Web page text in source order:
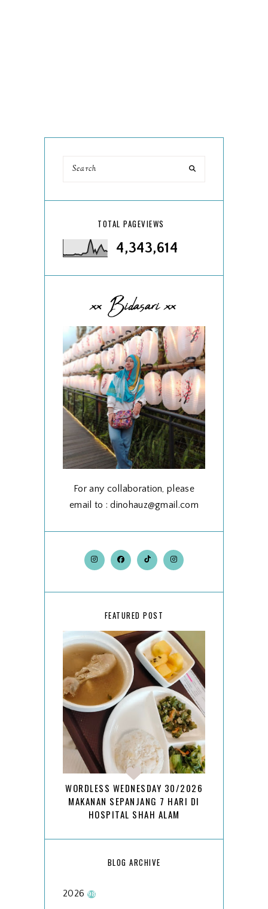
TOTAL PAGEVIEWS
4,343,614
xx Bidasari xx
For any collaboration, please
email to : dinohauz@gmail.com
FEATURED POST
WORDLESS WEDNESDAY 30/2026
MAKANAN SEPANJANG 7 HARI DI
HOSPITAL SHAH ALAM
BLOG ARCHIVE
2026 98